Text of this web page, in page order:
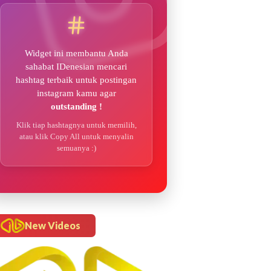
Widget ini membantu Anda
sahabat IDenesian mencari
hashtag terbaik untuk postingan
instagram kamu agar
outstanding !
Klik tiap hashtagnya untuk memilih,
atau klik Copy All untuk menyalin
semuanya :)
New Videos